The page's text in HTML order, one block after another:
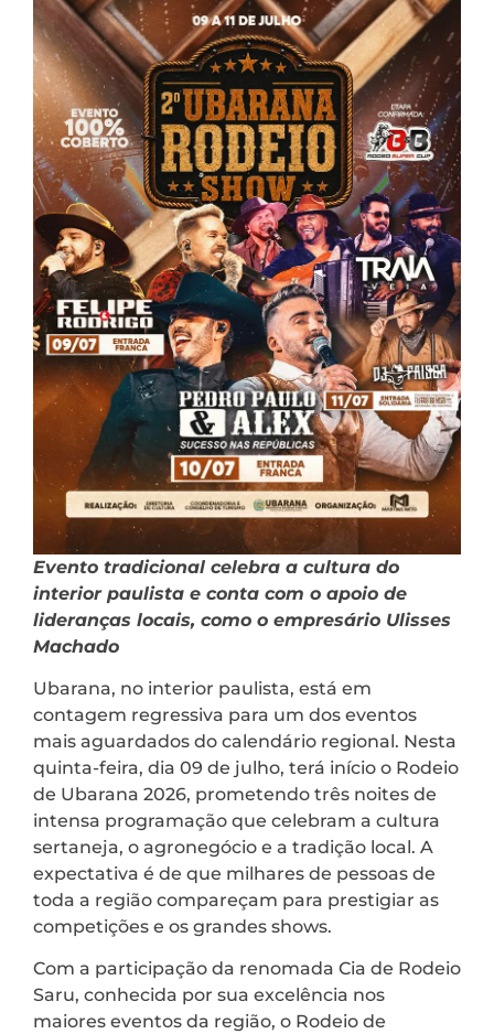
Evento tradicional celebra a cultura do
interior paulista e conta com o apoio de
lideranças locais, como o empresário Ulisses
Machado
Ubarana, no interior paulista, está em
contagem regressiva para um dos eventos
mais aguardados do calendário regional. Nesta
quinta-feira, dia 09 de julho, terá início o Rodeio
de Ubarana 2026, prometendo três noites de
intensa programação que celebram a cultura
sertaneja, o agronegócio e a tradição local. A
expectativa é de que milhares de pessoas de
toda a região compareçam para prestigiar as
competições e os grandes shows.
Com a participação da renomada Cia de Rodeio
Saru, conhecida por sua excelência nos
maiores eventos da região, o Rodeio de